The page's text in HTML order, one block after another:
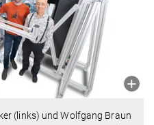
(links) und Wolfgang Braun